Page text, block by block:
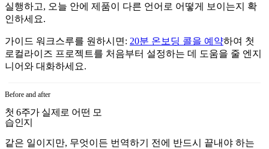
실행하고, 오늘 안에 제품이 다른 언어로 어떻게 보이는지 확
인하세요.
가이드 워크스루를 원하시면: 20분 온보딩 콜을 예약하여 첫
로컬라이즈 프로젝트를 처음부터 설정하는 데 도움을 줄 엔지
니어와 대화하세요.
Before and after
첫 6주가 실제로 어떤 모
습인지
같은 일이지만, 무엇이든 번역하기 전에 반드시 끝내야 하는